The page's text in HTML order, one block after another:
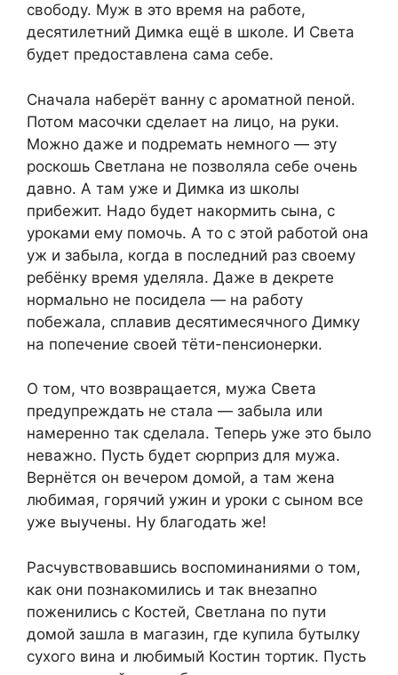
свободу. Муж в это время на работе,
десятилетний Димка ещё в школе. И Света
будет предоставлена сама себе.
Сначала наберёт ванну с ароматной пеной.
Потом масочки сделает на лицо, на руки.
Можно даже и подремать немного — эту
роскошь Светлана не позволяла себе очень
давно. А там уже и Димка из школы
прибежит. Надо будет накормить сына, с
уроками ему помочь. А то с этой работой она
уж и забыла, когда в последний раз своему
ребёнку время уделяла. Даже в декрете
нормально не посидела — на работу
побежала, сплавив десятимесячного Димку
на попечение своей тёти-пенсионерки.
О том, что возвращается, мужа Света
предупреждать не стала — забыла или
намеренно так сделала. Теперь уже это было
неважно. Пусть будет сюрприз для мужа.
Вернётся он вечером домой, а там жена
любимая, горячий ужин и уроки с сыном все
уже выучены. Ну благодать же!
Расчувствовавшись воспоминаниями о том,
как они познакомились и так внезапно
поженились с Костей, Светлана по пути
домой зашла в магазин, где купила бутылку
сухого вина и любимый Костин тортик. Пусть